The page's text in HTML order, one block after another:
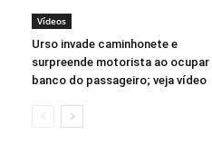
Vídeos
Urso invade caminhonete e
surpreende motorista ao ocupar
banco do passageiro; veja vídeo